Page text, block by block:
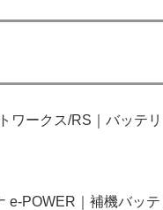
ワークス/RS｜バッテ
e-POWER｜補機バッ